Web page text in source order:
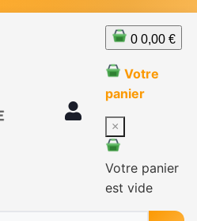
0 0,00 €
Votre
panier
×
Votre panier
est vide